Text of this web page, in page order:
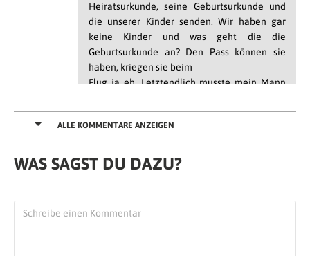
Heiratsurkunde, seine Geburtsurkunde und
die unserer Kinder senden. Wir haben gar
keine Kinder und was geht die die
Geburtsurkunde an? Den Pass können sie
haben, kriegen sie beim
Flug ja eh. Letztendlich musste mein Mann
und wir haben die Meinen jeder einzeln
gutgeschrieben bekommen.
buche ich dann doch lieber nächstes Mal für
300 bis 400€ mehr die Premium Eco bei einer
Antworten
ALLE KOMMENTARE ANZEIGEN
WAS SAGST DU DAZU?